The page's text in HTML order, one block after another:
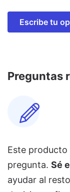
Escribe tu
Preguntas
Este producto
pregunta. Sé
ayudar al